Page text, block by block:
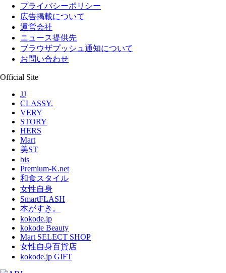
プライバシーポリシー
広告掲載について
運営会社
ニュース提供先
ブラウザプッシュ通知について
お問い合わせ
Official Site
JJ
CLASSY.
VERY
STORY
HERS
Mart
美ST
bis
Premium-K.net
和食スタイル
女性自身
SmartFLASH
本がすき。
kokode.jp
kokode Beauty
Mart SELECT SHOP
女性自身百貨店
kokode.jp GIFT